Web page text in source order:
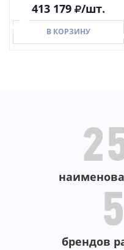
413 179 /шт.
В КОРЗИНУ
брендов